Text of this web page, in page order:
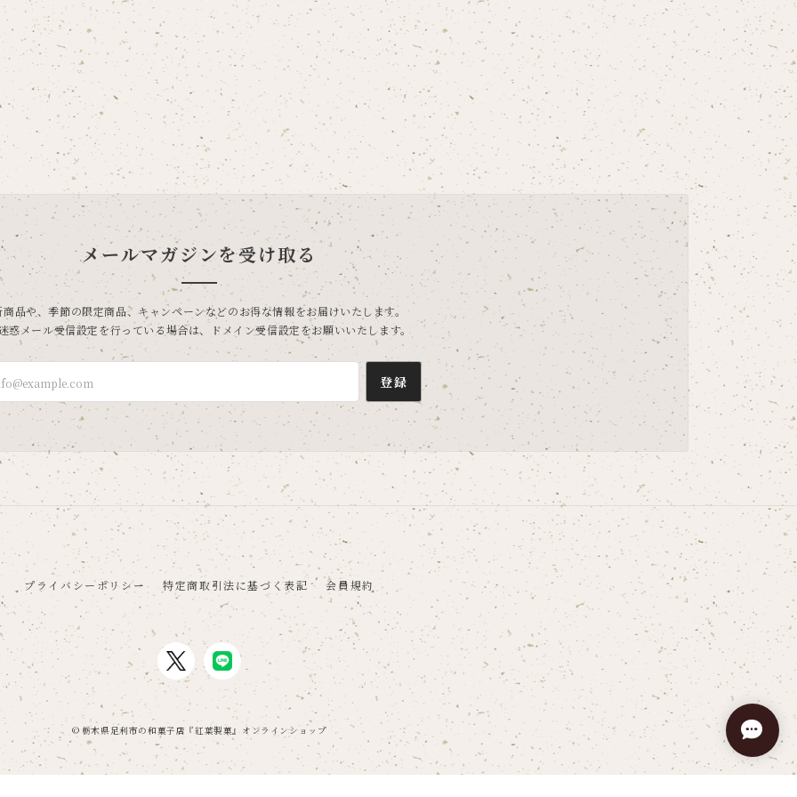
メールマガジンを受け取る
商品や、季節の限定商品、キャンペーンなどのお得な情報をお届けいたします。
惑メール受信設定を行っている場合は、ドメイン受信設定をお願いいたします。
登録
プライバシーポリシー 特定商取引法に基づく表記 会員規約
© 栃木県足利市の和菓子店『紅葉製菓』オンラインショップ